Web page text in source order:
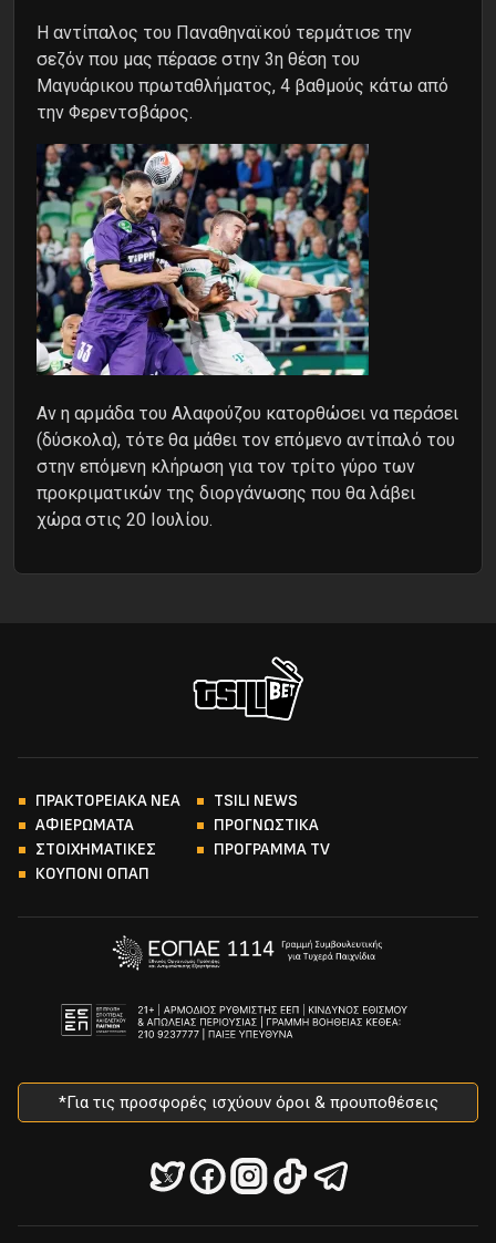
Η αντίπαλος του Παναθηναϊκού τερμάτισε την
σεζόν που μας πέρασε στην 3η θέση του
Μαγυάρικου πρωταθλήματος, 4 βαθμούς κάτω από
την Φερεντσβάρος.
Αν η αρμάδα του Αλαφούζου κατορθώσει να περάσει
(δύσκολα), τότε θα μάθει τον επόμενο αντίπαλό του
στην επόμενη κλήρωση για τον τρίτο γύρο των
προκριματικών της διοργάνωσης που θα λάβει
χώρα στις 20 Ιουλίου.
ΠΡΑΚΤΟΡΕΙΑΚΑ ΝΕΑ
TSILI NEWS
ΑΦΙΕΡΩΜΑΤΑ
ΠΡΟΓΝΩΣΤΙΚΑ
ΣΤΟΙΧΗΜΑΤΙΚΕΣ
ΠΡΟΓΡΑΜΜΑ TV
ΚΟΥΠΟΝΙ ΟΠΑΠ
*Για τις προσφορές ισχύουν όροι & προυποθέσεις